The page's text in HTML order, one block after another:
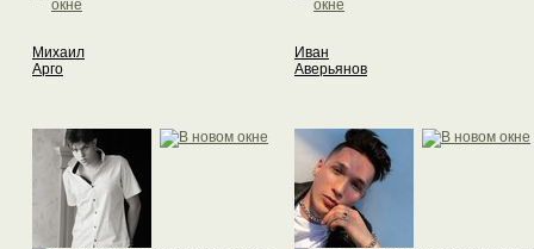
Михаил
Арго
Иван
Аверьянов